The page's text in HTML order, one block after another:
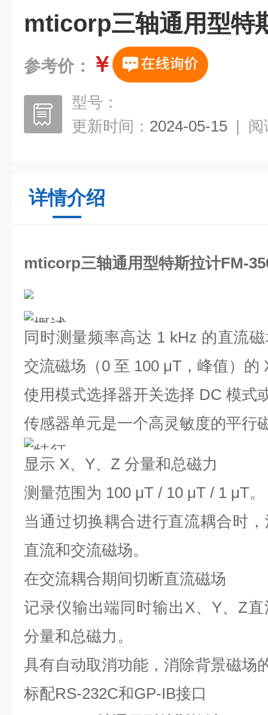
mticorp三轴通用型特
参考价： ￥
型号：
更新时间： 2024-05-15 | 阅
详情介绍
mticorp三轴通用型特斯拉计FM-
同时测量频率高达 1 kHz 的直流
交流磁场（0 至 100 μT，峰值）的
使用模式选择器开关选择 DC 模式
传感器单元是一个高灵敏度的平行
显示 X、Y、Z 分量和总磁力
测量范围为 100 μT / 10 μT / 1 μT。
当通过切换耦合进行直流耦合时
直流和交流磁场。
在交流耦合期间切断直流磁场
记录仪输出端同时输出X、Y、Z
分量和总磁力。
具有自动取消功能，消除背景磁场
标配RS-232C和GP-IB接口